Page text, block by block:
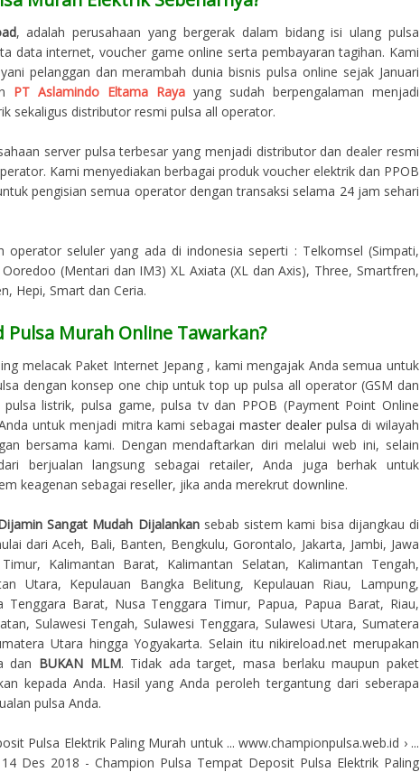
, adalah perusahaan yang bergerak dalam bidang isi ulang pulsa
data internet, voucher game online serta pembayaran tagihan. Kami
pelanggan dan merambah dunia bisnis pulsa online sejak Januari
PT Aslamindo Eltama Raya yang sudah berpengalaman menjadi
sekaligus distributor resmi pulsa all operator.
server pulsa terbesar yang menjadi distributor dan dealer resmi
Kami menyediakan berbagai produk voucher elektrik dan PPOB
pengisian semua operator dengan transaksi selama 24 jam sehari
operator seluler yang ada di indonesia seperti : Telkomsel (Simpati,
(Mentari dan IM3) XL Axiata (XL dan Axis), Three, Smartfren,
Hepi, Smart dan Ceria.
Pulsa Murah Online Tawarkan?
melacak Paket Internet Jepang , kami mengajak Anda semua untuk
dengan konsep one chip untuk top up pulsa all operator (GSM dan
listrik, pulsa game, pulsa tv dan PPOB (Payment Point Online
untuk menjadi mitra kami sebagai master dealer pulsa di wilayah
bersama kami. Dengan mendaftarkan diri melalui web ini, selain
berjualan langsung sebagai retailer, Anda juga berhak untuk
keagenan sebagai reseller, jika anda merekrut downline.
Sangat Mudah Dijalankansebab sistem kami bisa dijangkau di
dari Aceh, Bali, Banten, Bengkulu, Gorontalo, Jakarta, Jambi, Jawa
Kalimantan Barat, Kalimantan Selatan, Kalimantan Tengah,
Utara, Kepulauan Bangka Belitung, Kepulauan Riau, Lampung,
Tenggara Barat, Nusa Tenggara Timur, Papua, Papua Barat, Riau,
Sulawesi Tengah, Sulawesi Tenggara, Sulawesi Utara, Sumatera
Utara hingga Yogyakarta. Selain itu nikireload.net merupakan
dan BUKAN MLM. Tidak ada target, masa berlaku maupun paket
kepada Anda. Hasil yang Anda peroleh tergantung dari seberapa
pulsa Anda.
Pulsa Elektrik Paling Murah untuk ... www.championpulsa.web.id › ...
Des 2018 - Champion Pulsa Tempat Deposit Pulsa Elektrik Paling